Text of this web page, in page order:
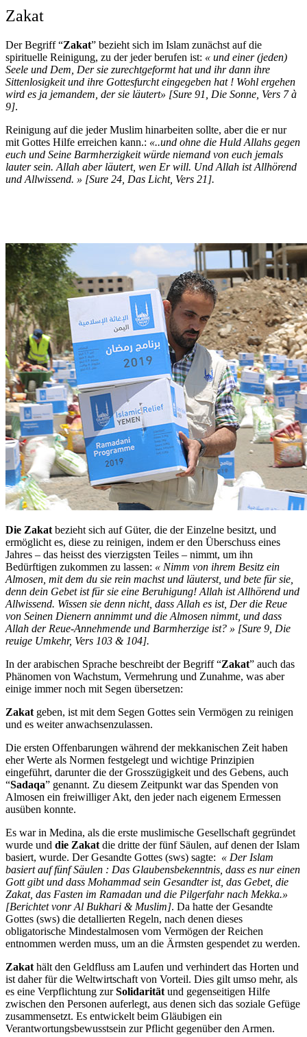
Zakat
Der Begriff “Zakat” bezieht sich im Islam zunächst auf die
spirituelle Reinigung, zu der jeder berufen ist: « und einer (jeden)
Seele und Dem, Der sie zurechtgeformt hatund ihr dann ihre
Sittenlosigkeit und ihre Gottesfurcht eingegeben hat ! Wohl ergehen
wird es ja jemandem, der sie läutert» [Sure 91, Die Sonne, Vers 7 à
9].
Reinigung auf die jeder Muslim hinarbeiten sollte, aber die er nur
mit Gottes Hilfe erreichen kann.: «..und ohne die Huld Allahs gegen
euch und Seine Barmherzigkeit würde niemand von euch jemals
lauter sein. Allah aber läutert, wen Er will. Und Allah ist Allhörend
und Allwissend. » [Sure 24, Das Licht, Vers 21].
Die Zakat bezieht sich auf Güter, die der Einzelne besitzt, und
ermöglicht es, diese zu reinigen, indem er den Überschuss eines
Jahres – das heisst des vierzigsten Teiles – nimmt, um ihn
Bedürftigen zukommen zu lassen: « Nimm von ihrem Besitz ein
Almosen, mit dem du sie rein machst und läuterst, und bete für sie,
denn dein Gebet ist für sie eine Beruhigung! Allah ist Allhörend und
Allwissend. Wissen sie denn nicht, dass Allah es ist, Der die Reue
von Seinen Dienern annimmt und die Almosen nimmt, und dass
Allah der Reue-Annehmende und Barmherzige ist? » [Sure 9, Die
reuige Umkehr, Vers 103 & 104].
In der arabischen Sprache beschreibt der Begriff “Zakat” auch das
Phänomen von Wachstum, Vermehrung und Zunahme, was aber
einige immer noch mit Segen übersetzen:
Zakat geben, ist mit dem Segen Gottes sein Vermögen zu reinigen
und es weiter anwachsenzulassen.
Die ersten Offenbarungen während der mekkanischen Zeit haben
eher Werte als Normen festgelegt und wichtige Prinzipien
eingeführt, darunter die der Grosszügigkeit und des Gebens, auch
“Sadaqa” genannt. Zu diesem Zeitpunkt war das Spenden von
Almosen ein freiwilliger Akt, den jeder nach eigenem Ermessen
ausüben konnte.
Es war in Medina, als die erste muslimische Gesellschaft gegründet
wurde und die Zakat die dritte der fünf Säulen, auf denen der Islam
basiert, wurde. Der Gesandte Gottes (sws) sagte: « Der Islam
basiert auf fünf Säulen : Das Glaubensbekenntnis, dass es nur einen
Gott gibt und dass Mohammad sein Gesandter ist, das Gebet, die
Zakat, das Fasten im Ramadan und die Pilgerfahr nach Mekka.»
[Berichtet vonr Al Bukhari & Muslim]. Da hatte der Gesandte
Gottes (sws) die detallierten Regeln, nach denen dieses
obligatorische Mindestalmosen vom Vermögen der Reichen
entnommen werden muss, um an die Ärmsten gespendet zu werden.
Zakat hält den Geldfluss am Laufen und verhindert das Horten und
ist daher für die Weltwirtschaft von Vorteil. Dies gilt umso mehr, als
es eine Verpflichtung zurSolidarität und gegenseitigen Hilfe
zwischen den Personen auferlegt, aus denen sich das soziale Gefüge
zusammensetzt. Es entwickelt beim Gläubigen ein
Verantwortungsbewusstsein zur Pflicht gegenüber den Armen.